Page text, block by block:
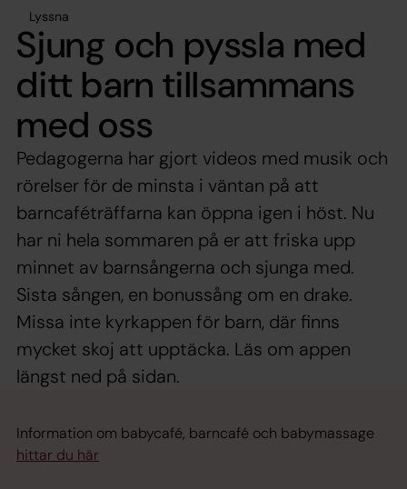
Lyssna
Sjung och pyssla med
ditt barn tillsammans
med oss
Pedagogerna har gjort videos med musik och
rörelser för de minsta i väntan på att
barncaféträffarna kan öppna igen i höst. Nu
har ni hela sommaren på er att friska upp
minnet av barnsångerna och sjunga med.
Sista sången, en bonussång om en drake.
Missa inte kyrkappen för barn, där finns
mycket skoj att upptäcka. Läs om appen
längst ned på sidan.
Information om babycafé, barncafé och babymassage
hittar du här